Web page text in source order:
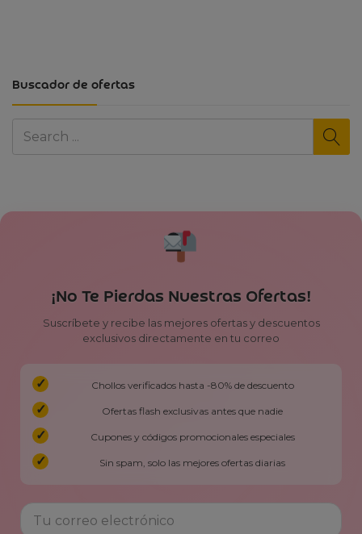
Buscador de ofertas
¡No Te Pierdas Nuestras Ofertas!
Suscríbete y recibe las mejores ofertas y descuentos
exclusivos directamente en tu correo
Chollos verificados hasta -80% de descuento
Ofertas flash exclusivas antes que nadie
Cupones y códigos promocionales especiales
Sin spam, solo las mejores ofertas diarias